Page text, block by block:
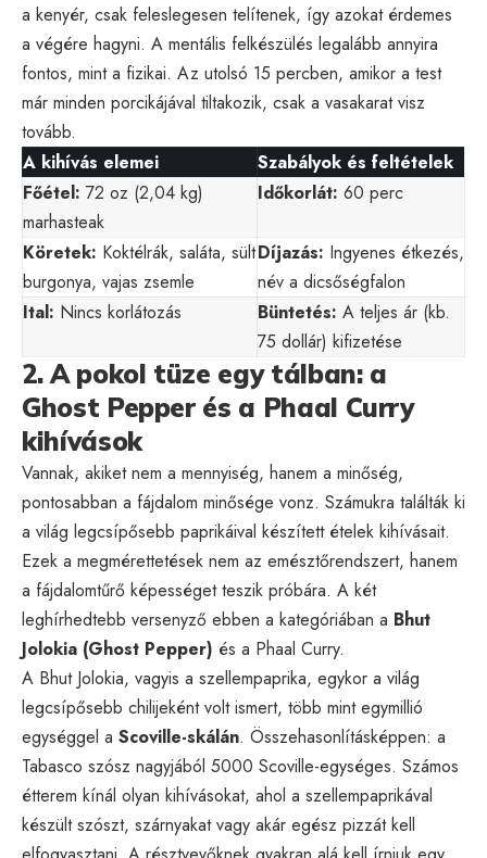
a kenyér, csak feleslegesen telítenek, így azokat érdemes
a végére hagyni. A mentális felkészülés legalább annyira
fontos, mint a fizikai. Az utolsó 15 percben, amikor a test
már minden porcikájával tiltakozik, csak a vasakarat visz
tovább.
A kihívás elemei
Szabályok és feltételek
Főétel: 72 oz (2,04 kg)
marhasteak
Időkorlát: 60 perc
Köretek: Koktélrák, saláta, sült
burgonya, vajas zsemle
Díjazás: Ingyenes étkezés,
név a dicsőségfalon
Ital: Nincs korlátozás Büntetés: A teljes ár (kb.
75 dollár) kifizetése
2. A pokol tüze egy tálban: a
Ghost Pepper és a Phaal Curry
kihívások
Vannak, akiket nem a mennyiség, hanem a minőség,
pontosabban a fájdalom minősége vonz. Számukra találták ki
a világ legcsípősebb paprikáival készített ételek kihívásait.
Ezek a megmérettetések nem az emésztőrendszert, hanem
a fájdalomtűrő képességet teszik próbára. A két
leghírhedtebb versenyző ebben a kategóriában a Bhut
Jolokia (Ghost Pepper) és a Phaal Curry.
A Bhut Jolokia, vagyis a szellempaprika, egykor a világ
legcsípősebb chilijeként volt ismert, több mint egymillió
egységgel a Scoville-skálán. Összehasonlításképpen: a
Tabasco szósz nagyjából 5000 Scoville-egységes. Számos
étterem kínál olyan kihívásokat, ahol a szellempaprikával
készült szószt, szárnyakat vagy akár egész pizzát kell